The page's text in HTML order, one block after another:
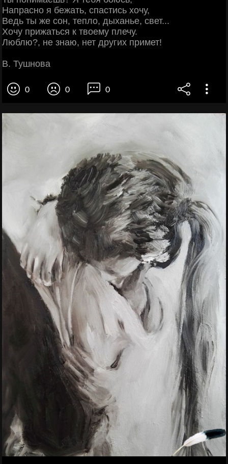
Напрасно я бежать, спастись хочу,
Ведь ты же сон, тепло, дыханье, свет...
Хочу прижаться к твоему плечу.
Люблю?, не знаю, нет других примет!
В. Тушнова
0 0 0